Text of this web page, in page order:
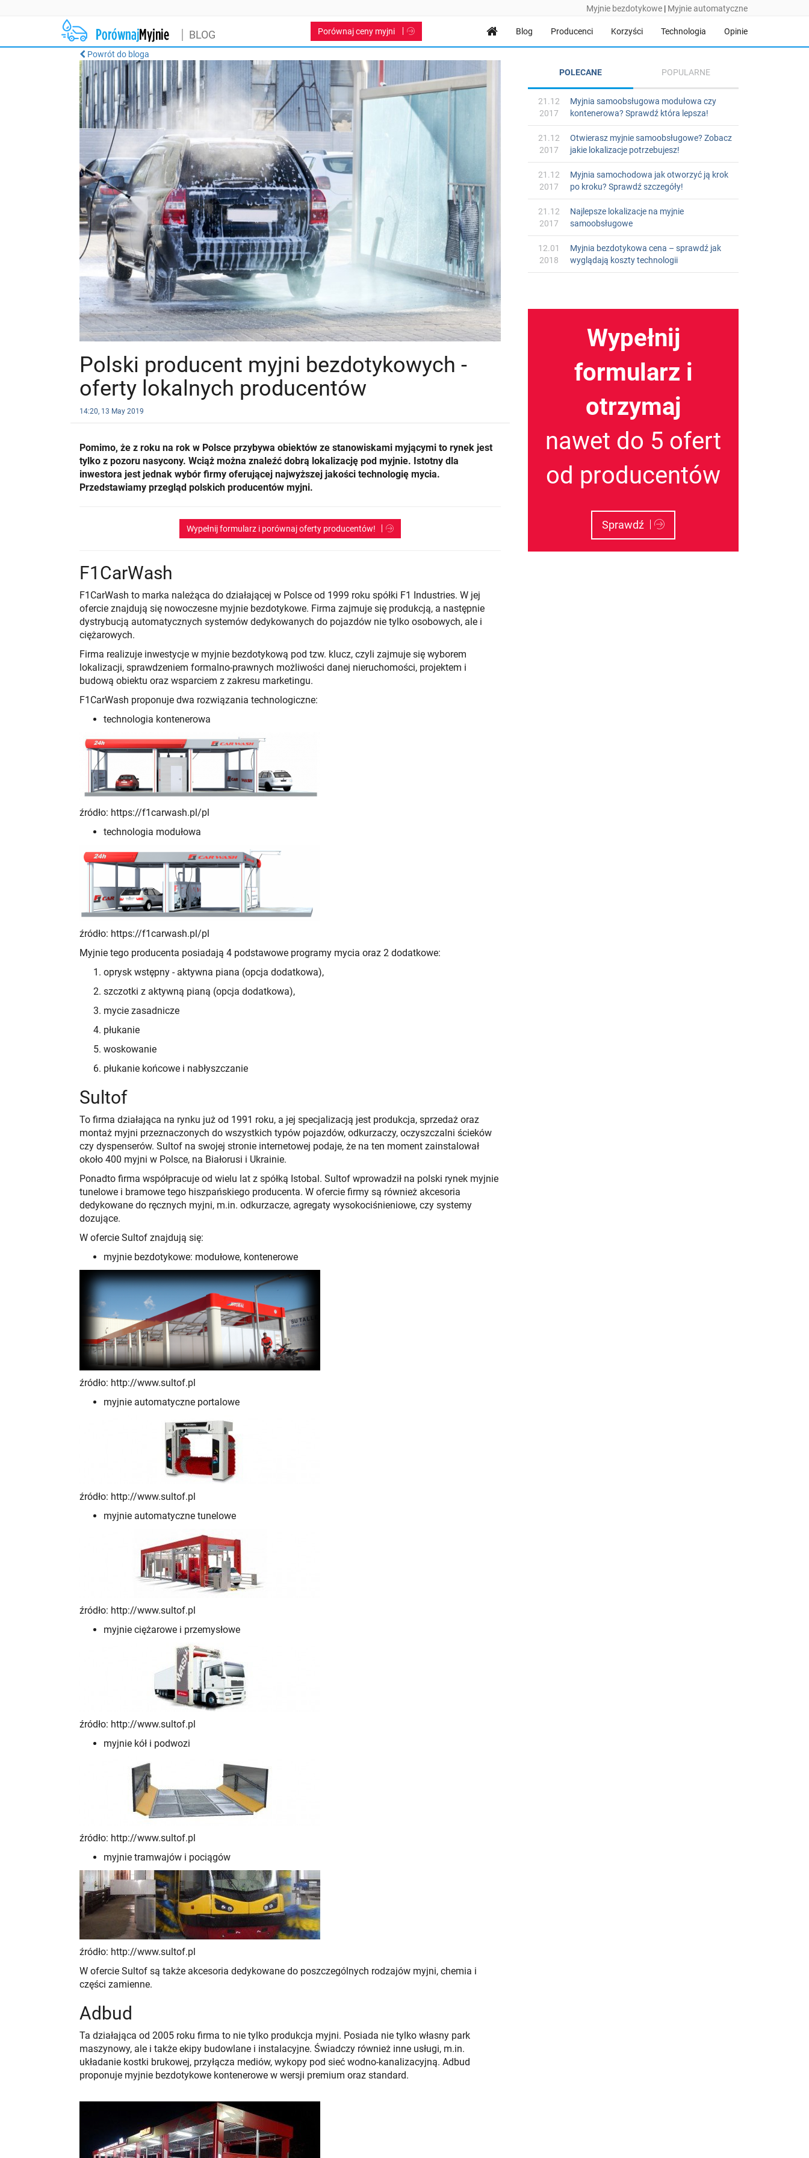
Myjnie bezdotykowe | Myjnie automatyczne
BLOG Porównaj ceny myjni Blog Producenci Korzyści Technologia Opinie
Powrót do bloga
Polski producent myjni bezdotykowych -
oferty lokalnych producentów
14:20, 13 May 2019
Pomimo, że z roku na rok w Polsce przybywa obiektów ze stanowiskami myjącymi to rynek jest
tylko z pozoru nasycony. Wciąż można znaleźć dobrą lokalizację pod myjnie. Istotny dla
inwestora jest jednak wybór firmy oferującej najwyższej jakości technologię mycia.
Przedstawiamy przegląd polskich producentów myjni.
Wypełnij formularz i porównaj oferty producentów!
F1CarWash
F1CarWash to marka należąca do działającej w Polsce od 1999 roku spółki F1 Industries. W jej
ofercie znajdują się nowoczesne myjnie bezdotykowe. Firma zajmuje się produkcją, a następnie
dystrybucją automatycznych systemów dedykowanych do pojazdów nie tylko osobowych, ale i
ciężarowych.
Firma realizuje inwestycje w myjnie bezdotykową pod tzw. klucz, czyli zajmuje się wyborem
lokalizacji, sprawdzeniem formalno-prawnych możliwości danej nieruchomości, projektem i
budową obiektu oraz wsparciem z zakresu marketingu.
F1CarWash proponuje dwa rozwiązania technologiczne:
technologia kontenerowa
źródło: https://f1carwash.pl/pl
technologia modułowa
źródło: https://f1carwash.pl/pl
Myjnie tego producenta posiadają 4 podstawowe programy mycia oraz 2 dodatkowe:
oprysk wstępny - aktywna piana (opcja dodatkowa),
szczotki z aktywną pianą (opcja dodatkowa),
mycie zasadnicze
płukanie
woskowanie
płukanie końcowe i nabłyszczanie
Sultof
To firma działająca na rynku już od 1991 roku, a jej specjalizacją jest produkcja, sprzedaż oraz
montaż myjni przeznaczonych do wszystkich typów pojazdów, odkurzaczy, oczyszczalni ścieków
czy dyspenserów. Sultof na swojej stronie internetowej podaje, że na ten moment zainstalował
około 400 myjni w Polsce, na Białorusi i Ukrainie.
Ponadto firma współpracuje od wielu lat z spółką Istobal. Sultof wprowadził na polski rynek myjnie
tunelowe i bramowe tego hiszpańskiego producenta. W ofercie firmy są również akcesoria
dedykowane do ręcznych myjni, m.in. odkurzacze, agregaty wysokociśnieniowe, czy systemy
dozujące.
W ofercie Sultof znajdują się:
myjnie bezdotykowe: modułowe, kontenerowe
źródło: http://www.sultof.pl
myjnie automatyczne portalowe
źródło: http://www.sultof.pl
myjnie automatyczne tunelowe
źródło: http://www.sultof.pl
myjnie ciężarowe i przemysłowe
źródło: http://www.sultof.pl
myjnie kół i podwozi
źródło: http://www.sultof.pl
myjnie tramwajów i pociągów
źródło: http://www.sultof.pl
W ofercie Sultof są także akcesoria dedykowane do poszczególnych rodzajów myjni, chemia i
części zamienne.
Adbud
Ta działająca od 2005 roku firma to nie tylko produkcja myjni. Posiada nie tylko własny park
maszynowy, ale i także ekipy budowlane i instalacyjne. Świadczy również inne usługi, m.in.
układanie kostki brukowej, przyłącza mediów, wykopy pod sieć wodno-kanalizacyjną. Adbud
proponuje myjnie bezdotykowe kontenerowe w wersji premium oraz standard.
POLECANE POPULARNE
21.12
2017
Myjnia samoobsługowa modułowa czy
kontenerowa? Sprawdź która lepsza!
21.12
2017
Otwierasz myjnie samoobsługowe? Zobacz
jakie lokalizacje potrzebujesz!
21.12
2017
Myjnia samochodowa jak otworzyć ją krok
po kroku? Sprawdź szczegóły!
21.12
2017
Najlepsze lokalizacje na myjnie
samoobsługowe
12.01
2018
Myjnia bezdotykowa cena – sprawdź jak
wyglądają koszty technologii
Wypełnij
formularz i
otrzymaj
nawet do 5 ofert
od producentów
Sprawdź